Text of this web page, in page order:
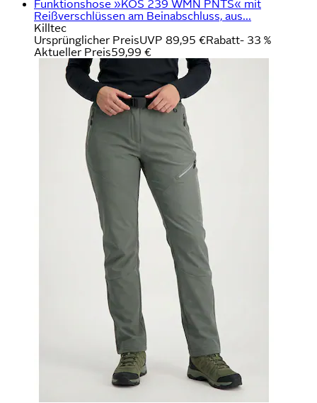
Funktionshose »KOS 239 WMN PNTS« mit
Reißverschlüssen am Beinabschluss, aus...
Killtec
Ursprünglicher PreisUVP 89,95 €Rabatt- 33 %
Aktueller Preis59,99 €